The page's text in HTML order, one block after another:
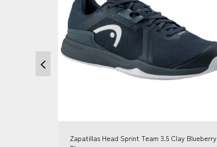
Zapatillas Head Sprint Team 3.5 Clay Blueberry